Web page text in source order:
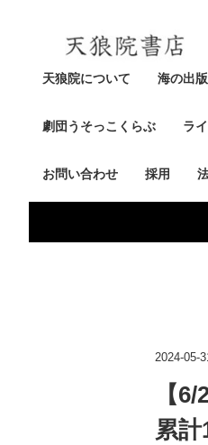
天狼院について 海の出
劇団うそっこくらぶ ラ
お問い合わせ 採用
2024-05-
【
累